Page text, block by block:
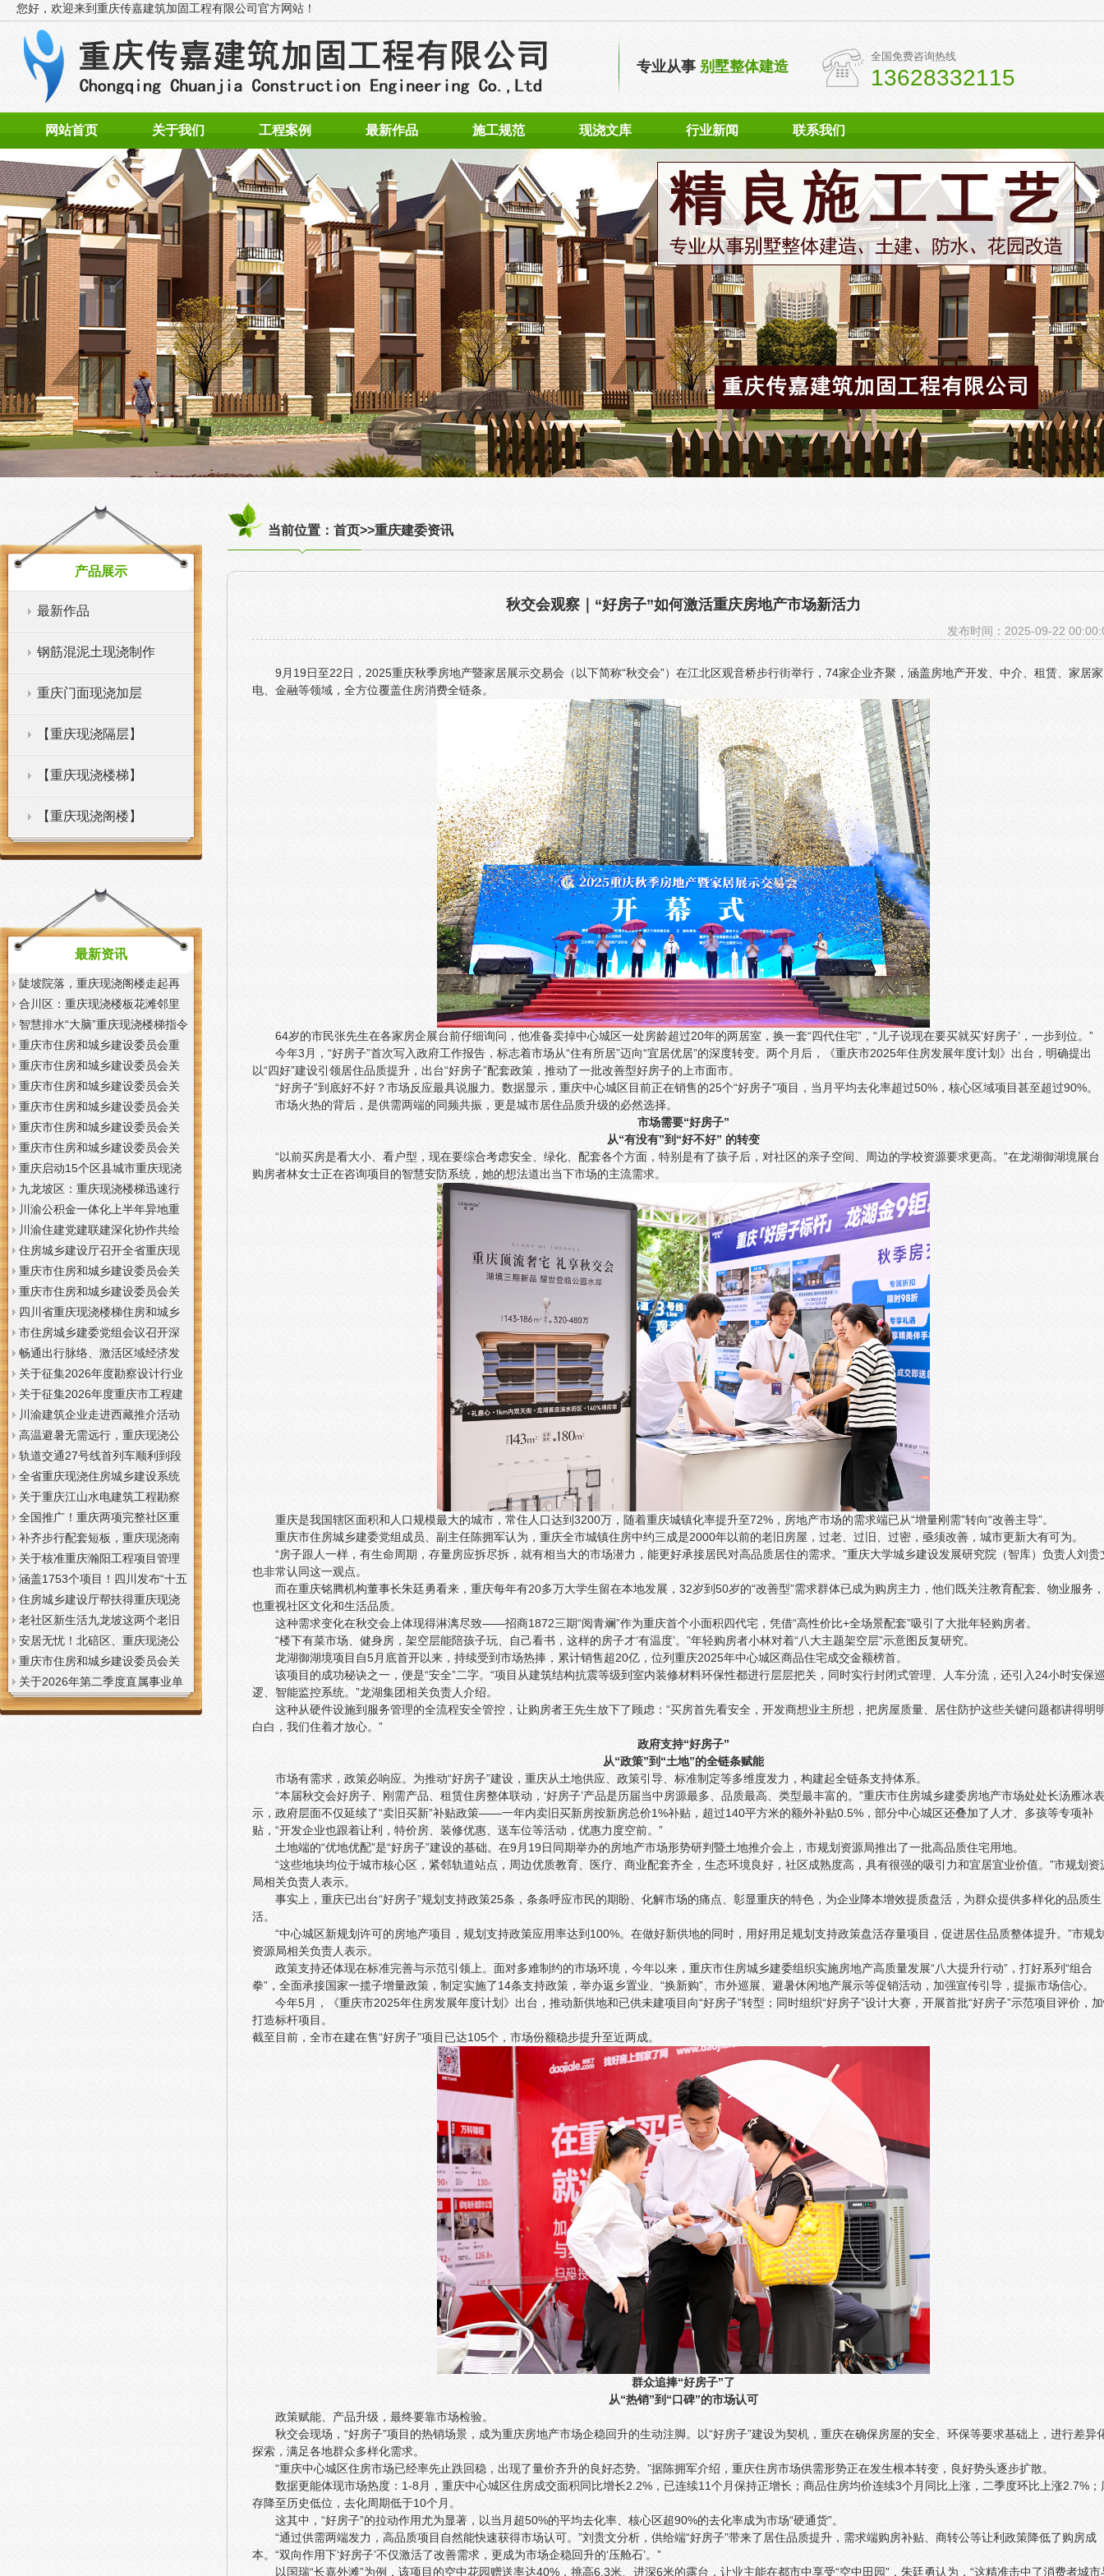
您好，欢迎来到重庆传嘉建筑加固工程有限公司官方网站！
专业从事 别墅整体建造
全国免费咨询热线
13628332115
网站首页 关于我们 工程案例 最新作品 施工规范 现浇文库 行业新闻 联系我们
产品展示
最新作品
钢筋混泥土现浇制作
重庆门面现浇加层
【重庆现浇隔层】
【重庆现浇楼梯】
【重庆现浇阁楼】
最新资讯
陡坡院落，重庆现浇阁楼走起再
也不慌了——山城重庆无障碍环
境建设有了新解法
合川区：重庆现浇楼板花滩邻里
中心获央视聚焦报道
智慧排水“大脑”重庆现浇楼梯指令
一发抢险队伍顷刻到位
重庆市住房和城乡建设委员会重
庆市城市管理局关于印发重庆市
租赁住房有关标准的重庆现浇楼
梯通知
重庆市住房和城乡建设委员会关
于征求《装配式混凝土少支撑免
支撑系统表示方法及示例（征求
意见稿）》意见的重庆现浇公司
通知
重庆市住房和城乡建设委员会关
于重庆梦之域建筑工程有限公司
等8家建筑业企业资质证书换领的
重庆门面现浇加层公告
重庆市住房和城乡建设委员会关
于公布2026年第7批建筑施工安管
人员安全生产考核合格证书名单
的重庆门面现浇加层公告
重庆市住房和城乡建设委员会关
于公布2026年第21批建筑施工特
种作业人员操作资格证书名单的
重庆门面现浇加层公告
重庆市住房和城乡建设委员会关
于公布2026年第九批建设工程勘
察设计企业资质名单的重庆现浇
通知
重庆启动15个区县城市重庆现浇
楼梯内涝灾害Ⅳ级防御响应
九龙坡区：重庆现浇楼梯迅速行
动筑牢强降雨安全防线
川渝公积金一体化上半年异地重
庆现浇隔层贷款突破7.48亿元
川渝住建党建联建深化协作共绘
巴蜀大美村景宜居新画卷
住房城乡建设厅召开全省重庆现
浇公司住建领域安全生产和防汛
减灾工作调度会
重庆市住房和城乡建设委员会关
于撤销安全生产考核合格证书的
重庆现浇隔层公示
重庆市住房和城乡建设委员会关
于工程勘察设计大师推荐人选的
重庆现浇楼梯公示
四川省重庆现浇楼梯住房和城乡
建设厅科学技术委员会2026年全
体委员会议召开
市住房城乡建委党组会议召开深
入学习贯彻习近平总书记重要讲
话精神研究部署全面从严治党等
工作党组书记、重庆现浇隔层主
任唐小平主持并讲话
畅通出行脉络、激活区域经济发
展活力，重庆现浇公司我市多条
道路建设提速
关于征集2026年度勘察设计行业
创新研究与能力建设项目和绿色
建筑配套能力建设项目的重庆现
浇阁楼通知
关于征集2026年度重庆市工程建
设标准设计编制、修订项目的重
庆现浇楼梯通知
川渝建筑企业走进西藏推介活动
在拉萨举办
高温避暑无需远行，重庆现浇公
司山城步道藏着城市清凉秘境
轨道交通27号线首列车顺利到段
全省重庆现浇住房城乡建设系统
上半年经济运行调度视频会议召
开
关于重庆江山水电建筑工程勘察
设计咨询有限公司资质申报提供
虚假材料行为的重庆现浇楼板通
报
全国推广！重庆两项完整社区重
庆现浇公司建设经验入选住建部
首批清单
补齐步行配套短板，重庆现浇南
山花冠步道预计今年年底投用
关于核准重庆瀚阳工程项目管理
有限公司等3家工程监理企业资质
的重庆现浇楼梯公告
涵盖1753个项目！四川发布“十五
五”重庆现浇隔层时期首批城市更
新机会清单
住房城乡建设厅帮扶得重庆现浇
阁楼荣县干部临时党支部开展“红
色铸魂淬初心，产业赋能助振
兴”主题党日活动
老社区新生活九龙坡这两个老旧
社区城市重庆现浇楼板更新改到
了居民心坎上
安居无忧！北碚区、重庆现浇公
司黔江区、璧山区、綦江区保障
性住房建设加速
重庆市住房和城乡建设委员会关
于调整工程监理企业资质审批模
式的重庆现浇阁楼通知
关于2026年第二季度直属事业单
位公开招聘、遴选工作人员资格
复审的重庆现浇楼梯通知
当前位置：首页>>重庆建委资讯
秋交会观察｜“好房子”如何激活重庆房地产市场新活力
发布时间：2025-09-22
9月19日至22日，2025重庆秋季房地产暨家居展示交易会（以下简称“秋交会”）在江北区观音桥步行街举行，74家企业齐聚，涵盖房地产开发、中介、租赁、家居家
电、金融等领域，全方位覆盖住房消费全链条。
64岁的市民张先生在各家房企展台前仔细询问，他准备卖掉中心城区一处房龄超过20年的两居室，换一套“四代住宅”，“儿子说现在要买就买‘好房子’，一步到位。”
今年3月，“好房子”首次写入政府工作报告，标志着市场从“住有所居”迈向“宜居优居”的深度转变。两个月后，《重庆市2025年住房发展年度计划》出台，明确提出
以“四好”建设引领居住品质提升，出台“好房子”配套政策，推动了一批改善型好房子的上市面市。
“好房子”到底好不好？市场反应最具说服力。数据显示，重庆中心城区目前正在销售的25个“好房子”项目，当月平均去化率超过50%，核心区域项目甚至超过90%。
市场火热的背后，是供需两端的同频共振，更是城市居住品质升级的必然选择。
市场需要“好房子”
从“有没有”到“好不好” 的转变
“以前买房是看大小、看户型，现在要综合考虑安全、绿化、配套各个方面，特别是有了孩子后，对社区的亲子空间、周边的学校资源要求更高。”在龙湖御湖境展台
购房者林女士正在咨询项目的智慧安防系统，她的想法道出当下市场的主流需求。
重庆是我国辖区面积和人口规模最大的城市，常住人口达到3200万，随着重庆城镇化率提升至72%，房地产市场的需求端已从“增量刚需”转向“改善主导”。
重庆市住房城乡建委党组成员、副主任陈拥军认为，重庆全市城镇住房中约三成是2000年以前的老旧房屋，过老、过旧、过密，亟须改善，城市更新大有可为。
“房子跟人一样，有生命周期，存量房应拆尽拆，就有相当大的市场潜力，能更好承接居民对高品质居住的需求。”重庆大学城乡建设发展研究院（智库）负责人刘贵
也非常认同这一观点。
而在重庆铭腾机构董事长朱廷勇看来，重庆每年有20多万大学生留在本地发展，32岁到50岁的“改善型”需求群体已成为购房主力，他们既关注教育配套、物业服务，
也重视社区文化和生活品质。
这种需求变化在秋交会上体现得淋漓尽致——招商1872三期“阅青斓”作为重庆首个小面积四代宅，凭借“高性价比+全场景配套”吸引了大批年轻购房者。
“楼下有菜市场、健身房，架空层能陪孩子玩、自己看书，这样的房子才‘有温度’。”年轻购房者小林对着“八大主题架空层”示意图反复研究。
龙湖御湖境项目自5月底首开以来，持续受到市场热捧，累计销售超20亿，位列重庆2025年中心城区商品住宅成交金额榜首。
该项目的成功秘诀之一，便是“安全”二字。“项目从建筑结构抗震等级到室内装修材料环保性都进行层层把关，同时实行封闭式管理、人车分流，还引入24小时安保
逻、智能监控系统。”龙湖集团相关负责人介绍。
这种从硬件设施到服务管理的全流程安全管控，让购房者王先生放下了顾虑：“买房首先看安全，开发商想业主所想，把房屋质量、居住防护这些关键问题都讲得明
白白，我们住着才放心。”
政府支持“好房子”
从“政策”到“土地”的全链条赋能
市场有需求，政策必响应。为推动“好房子”建设，重庆从土地供应、政策引导、标准制定等多维度发力，构建起全链条支持体系。
“本届秋交会好房子、刚需产品、租赁住房整体联动，‘好房子’产品是历届当中房源最多、品质最高、类型最丰富的。”重庆市住房城乡建委房地产市场处处长汤雁冰表
示，政府层面不仅延续了“卖旧买新”补贴政策——一年内卖旧买新房按新房总价1%补贴，超过140平方米的额外补贴0.5%，部分中心城区还叠加了人才、多孩等专项补
贴，“开发企业也跟着让利，特价房、装修优惠、送车位等活动，优惠力度空前。”
土地端的“优地优配”是“好房子”建设的基础。在9月19日同期举办的房地产市场形势研判暨土地推介会上，市规划资源局推出了一批高品质住宅用地。
“这些地块均位于城市核心区，紧邻轨道站点，周边优质教育、医疗、商业配套齐全，生态环境良好，社区成熟度高，具有很强的吸引力和宜居宜业价值。”市规划资
局相关负责人表示。
事实上，重庆已出台“好房子”规划支持政策25条，条条呼应市民的期盼、化解市场的痛点、彰显重庆的特色，为企业降本增效提质盘活，为群众提供多样化的品质生
活。
“中心城区新规划许可的房地产项目，规划支持政策应用率达到100%。在做好新供地的同时，用好用足规划支持政策盘活存量项目，促进居住品质整体提升。”市规
资源局相关负责人表示。
政策支持还体现在标准完善与示范引领上。面对多难制约的市场环境，今年以来，重庆市住房城乡建委组织实施房地产高质量发展“八大提升行动”，打好系列“组合
拳”，全面承接国家一揽子增量政策，制定实施了14条支持政策，举办返乡置业、“换新购”、市外巡展、避暑休闲地产展示等促销活动，加强宣传引导，提振市场信心。
今年5月，《重庆市2025年住房发展年度计划》出台，推动新供地和已供未建项目向“好房子”转型；同时组织“好房子”设计大赛，开展首批“好房子”示范项目评价，
打造标杆项目。
截至目前，全市在建在售“好房子”项目已达105个，市场份额稳步提升至近两成。
群众追捧“好房子”了
从“热销”到“口碑”的市场认可
政策赋能、产品升级，最终要靠市场检验。
秋交会现场，“好房子”项目的热销场景，成为重庆房地产市场企稳回升的生动注脚。以“好房子”建设为契机，重庆在确保房屋的安全、环保等要求基础上，进行差异
探索，满足各地群众多样化需求。
“重庆中心城区住房市场已经率先止跌回稳，出现了量价齐升的良好态势。”据陈拥军介绍，重庆住房市场供需形势正在发生根本转变，良好势头逐步扩散。
数据更能体现市场热度：1-8月，重庆中心城区住房成交面积同比增长2.2%，已连续11个月保持正增长；商品住房均价连续3个月同比上涨，二季度环比上涨2.7%；
存降至历史低位，去化周期低于10个月。
这其中，“好房子”的拉动作用尤为显著，以当月超50%的平均去化率、核心区超90%的去化率成为市场“硬通货”。
“通过供需两端发力，高品质项目自然能快速获得市场认可。”刘贵文分析，供给端“好房子”带来了居住品质提升，需求端购房补贴、商转公等让利政策降低了购房成
本。“双向作用下‘好房子’不仅激活了改善需求，更成为市场企稳回升的‘压舱石’。”
以国瑞“长嘉外滩”为例，该项目的空中花园赠送率达40%，挑高6.3米、进深6米的露台，让业主能在都市中享受“空中田园”，朱廷勇认为，“这精准击中了消费者城市